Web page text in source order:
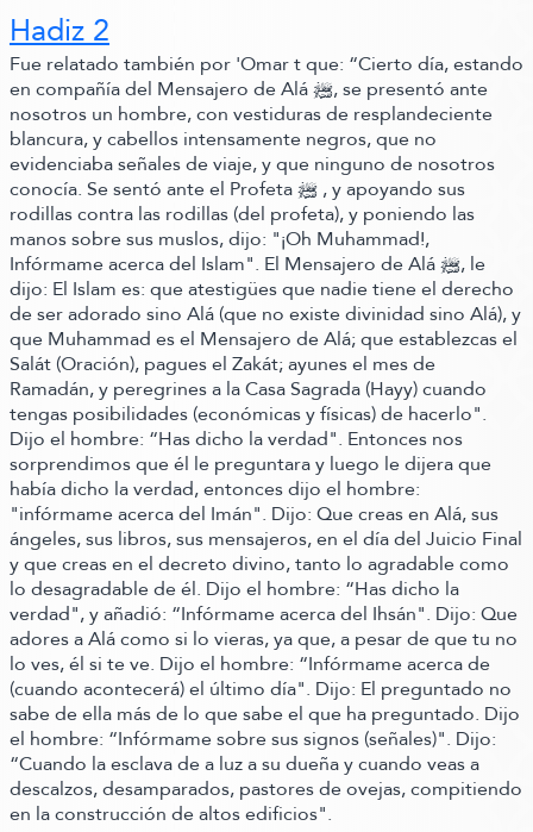
Hadiz 2
Fue relatado también por 'Omar t que: “Cierto día, estando
en compañía del Mensajero de Alá ﷺ‬, se presentó ante
nosotros un hombre, con vestiduras de resplandeciente
blancura, y cabellos intensamente negros, que no
evidenciaba señales de viaje, y que ninguno de nosotros
conocía. Se sentó ante el Profeta ﷺ‬ , y apoyando sus
rodillas contra las rodillas(del profeta), y poniendo las
manos sobre sus muslos,dijo: "¡Oh Muhammad!,
Infórmame acerca del Islam". El Mensajero de Alá ﷺ‬,le
dijo: El Islam es: que atestigües que nadie tiene el derecho
de ser adorado sino Alá(que no existe divinidad sino Alá), y
que Muhammad es el Mensajero de Alá; que establezcas el
Salát(Oración), pagues el Zakát; ayunes el mes de
Ramadán, y peregrines a la Casa Sagrada(Hayy)cuando
tengas posibilidades(económicas y físicas)de hacerlo".
Dijo el hombre: “Has dicho la verdad". Entonces nos
sorprendimos que él le preguntara y luego le dijera que
había dicho la verdad,entonces dijo el hombre:
"infórmame acerca del Imán". Dijo:Que creas en Alá, sus
ángeles, sus libros, sus mensajeros, en el día del Juicio Final
y que creas en el decreto divino, tanto lo agradable como
lo desagradable de él. Dijo el hombre: “Has dicho la
verdad",y añadió: “Infórmame acerca del Ihsán". Dijo:Que
adores a Alá como si lo vieras, ya que, a pesar de que tu no
lo ves, él si te ve. Dijo el hombre: “Infórmame acerca de
(cuando acontecerá)el último día". Dijo: El preguntado no
sabe de ella más de lo que sabe el que ha preguntado. Dijo
el hombre: “Infórmame sobre sus signos(señales)". Dijo:
“Cuando la esclava de a luz a su dueña y cuando veas a
descalzos, desamparados, pastores de ovejas, compitiendo
en la construcción de altos edificios".